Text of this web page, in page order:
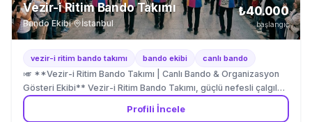
Vezir-i Ritim Bando Takımı
Bando Ekibi· İstanbul
₺40.000
başlangıç
vezir-i ritim bando takımı bando ekibi canlı bando
🎺 **Vezir-i Ritim Bando Takımı | Canlı Bando & Organizasyon
Gösteri Ekibi** Vezir-i Ritim Bando Takımı, güçlü nefesli çalgılar
ve dinamik ritim performansıyla organizasyonlara yüksek enerji
ve profesyonel sahne deneyimi kazandıran seçkin bir bando
Profili İncele